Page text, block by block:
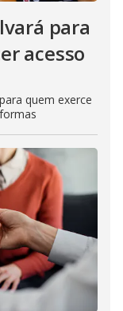
para
acesso
quem exerce